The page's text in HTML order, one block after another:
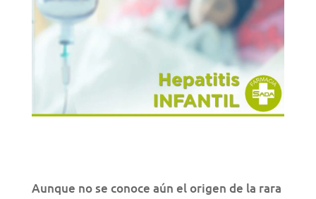
Aunque no se conoce aún el origen de la rara